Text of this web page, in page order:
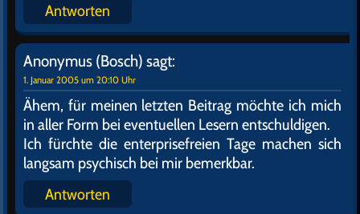
Antworten
Anonymus (Bosch) sagt:
1. Januar 2005 um 20:10 Uhr
Ähem, für meinen letzten Beitrag möchte ich mich
in aller Form bei eventuellen Lesern entschuldigen.
Ich fürchte die enterprisefreien Tage machen sich
langsam psychisch bei mir bemerkbar.
Antworten